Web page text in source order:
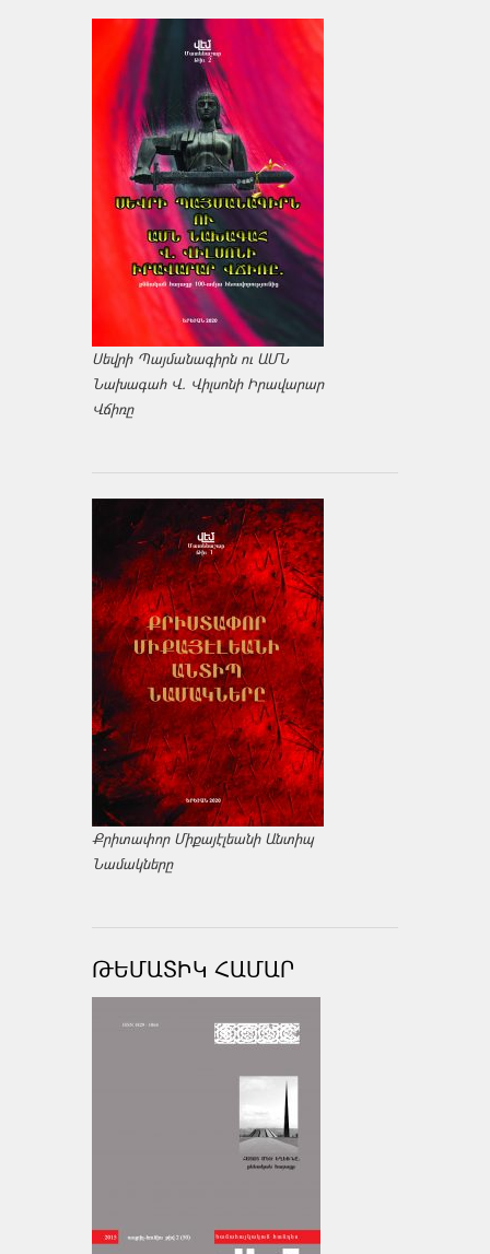
Սեվրի Պայմանագիրն ու ԱՄՆ
Նախագահ Վ. Վիլսոնի Իրավարար
Վճիռը
Քրիտափոր Միքայէլեանի Անտիպ
Նամակները
ԹԵՄԱՏԻԿ ՀԱՄԱՐ